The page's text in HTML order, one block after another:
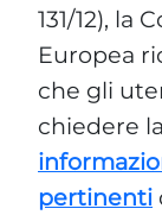
131/12), la
Europea
che gli
chiedere la
pertinenti